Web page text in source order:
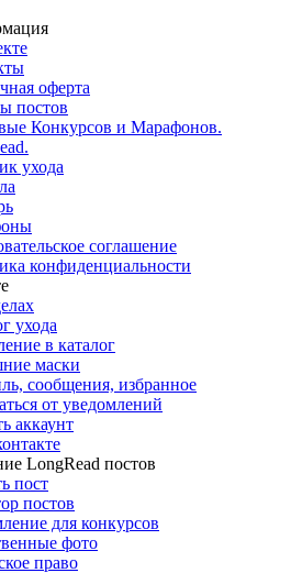
оферта
постов
Конкурсов и Марафонов.
ухода
соглашение
конфиденциальности
ухода
в каталог
маски
сообщения, избранное
от уведомлений
аккаунт
LongRead постов
пост
постов
для конкурсов
фото
право